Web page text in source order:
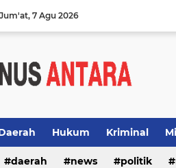
Jum'at 7 Agu 2026
Hukum Kriminal
daerah news politik